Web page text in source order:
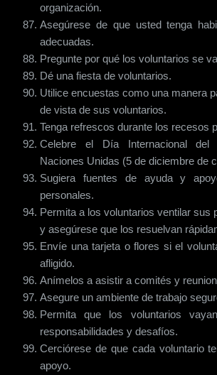
organización.
Asegúrese de que usted tenga
adecuadas.
Pregunte por qué los voluntarios se
Dé una fiesta de voluntarios.
Utilice encuestas como una manera
de vista de sus voluntarios.
Tenga refrescos durante los recesos
Celebre el Día Internacional del
Naciones Unidas (5 de diciembre de
Sugiera fuentes de ayuda y
personales.
Permita a los voluntarios ventilar sus
y asegúrese que los resuelvan
Envíe una tarjeta o flores si el
afligido.
Anímelos a asistir a comités y
Asegure un ambiente de trabajo
Permita que los voluntarios
responsabilidades y desafíos.
Cerciórese de que cada voluntario
apoyo.